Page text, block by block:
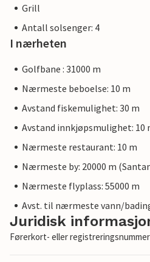
Grill
Antall solsenger: 4
I nærheten
Golfbane : 31000 m
Nærmeste beboelse: 10 m
Avstand fiskemulighet: 30 m
Avstand innkjøpsmulighet: 10
Nærmeste restaurant: 10 m
Nærmeste by: 20000 m
Nærmeste flyplass: 55000 m
Avst. til nærmeste vann/
Juridisk
Førerkort- eller